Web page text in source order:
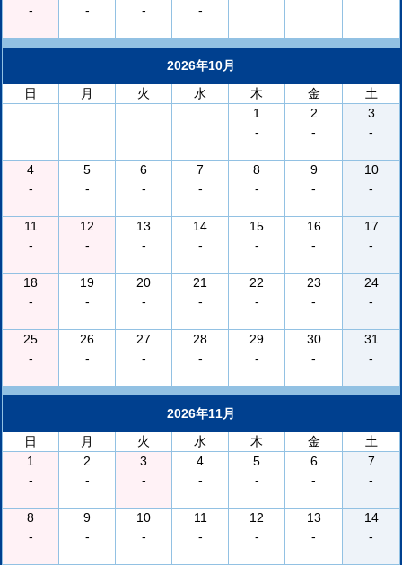
-
-
-
-
2026年10月
日
月 火 水 木 金
土
1
-
2
-
3
-
4
-
5
-
6
-
7
-
8
-
9
-
10
-
11
-
12
-
13
-
14
-
15
-
16
-
17
-
18
-
19
-
20
-
21
-
22
-
23
-
24
-
25
-
26
-
27
-
28
-
29
-
30
-
31
-
2026年11月
日
月 火 水 木 金
土
1
-
2
-
3
-
4
-
5
-
6
-
7
-
8
-
9
-
10
-
11
-
12
-
13
-
14
-